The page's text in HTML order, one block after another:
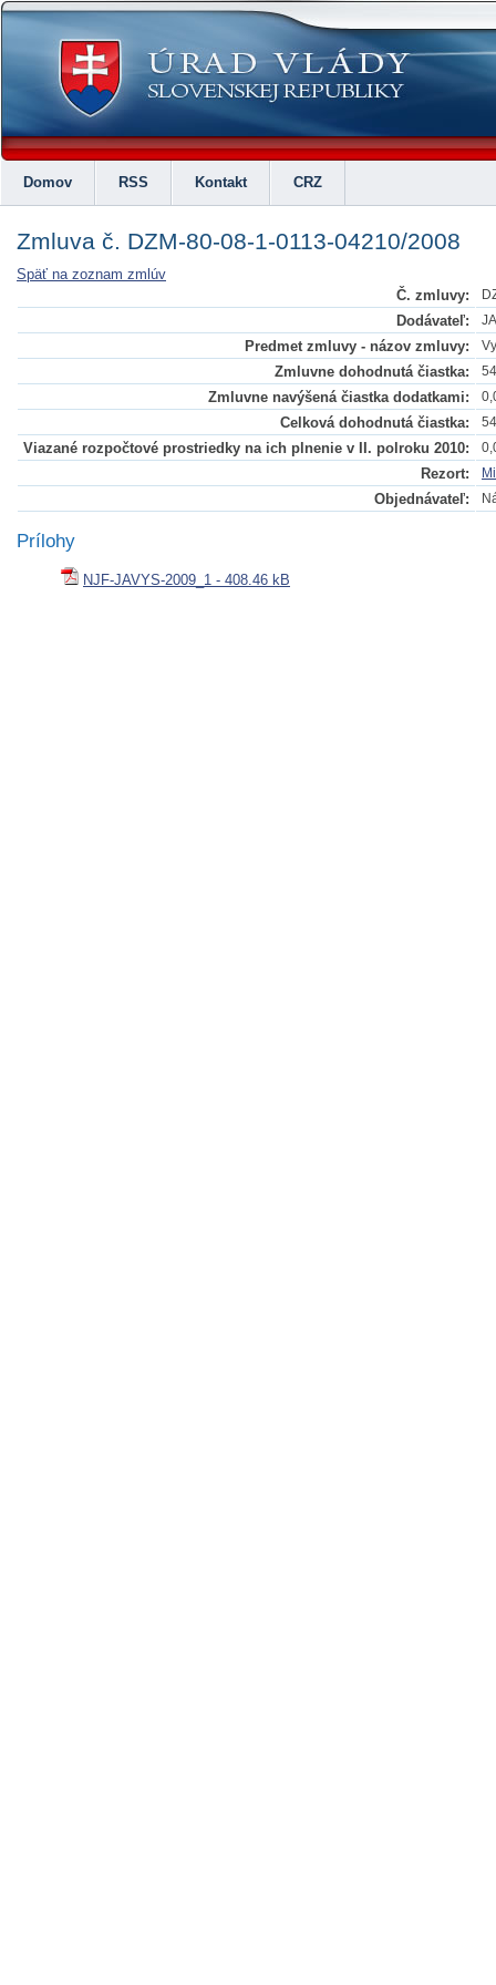
Domov RSS Kontakt CRZ
Zmluva č. DZM-80-08-1-0113-04210/2008
Späť na zoznam zmlúv
Č. zmluvy:
Dodávateľ:
Predmet zmluvy - názov zmluvy:
Zmluvne dohodnutá čiastka:
Zmluvne navýšená čiastka dodatkami:
Celková dohodnutá čiastka:
Viazané rozpočtové prostriedky na ich plnenie v II. polroku 2010:
Rezort:
Objednávateľ:
Prílohy
NJF-JAVYS-2009_1 - 408.46 kB